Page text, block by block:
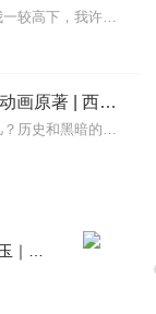
【冒泡有奖】听说杨千幻那厮要与我一较高下，我许七安要开始装叉了！快进入声音播放页戳下方输入框，冒个泡偷偷告诉我，我要用哪些诗词才能胜过他？说得好的，有赏！202...
诡秘之主 | 多人有声剧丨同名动画原著 | 西幻克苏鲁 | 乌贼作品
蒸汽与机械的浪潮中，谁能触及非凡？历史和黑暗的迷雾里，又是谁在耳语？我从诡秘中醒来，睁眼看见这个世界：枪械，大炮，巨舰，飞空艇，差分机；魔药，占卜，诅咒，倒吊人...